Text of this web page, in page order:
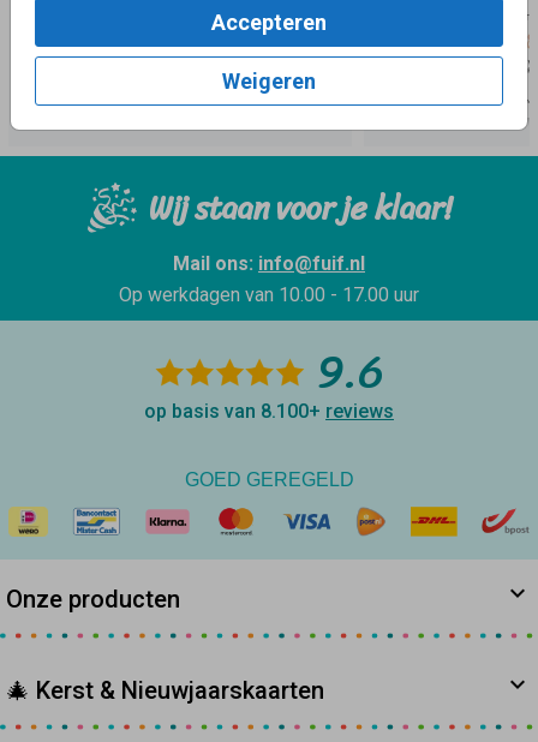
Accepteren
Weigeren
Wij staan voor je klaar!
Mail ons: info@fuif.nl
Op werkdagen van 10.00 - 17.00 uur
9.6
op basis van 8.100+ reviews
GOED GEREGELD
Onze producten
🎄 Kerst & Nieuwjaarskaarten